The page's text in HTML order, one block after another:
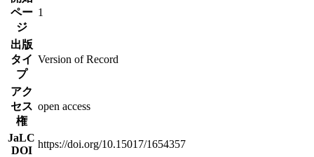
ペー
ジ
1
出版
タイ
プ
Version of Record
アク
セス
権
open access
JaLC
DOI
https://doi.org/10.15017/1654357